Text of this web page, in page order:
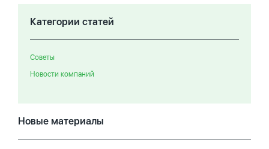
Категории статей
Советы
Новости компаний
Новые материалы